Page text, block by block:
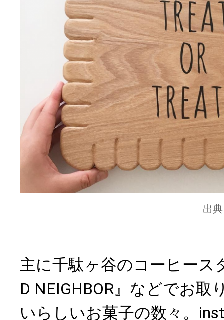
出
主に千駄ヶ谷のコーヒース
D NEIGHBOR』などでお取
いらしいお菓子の数々。